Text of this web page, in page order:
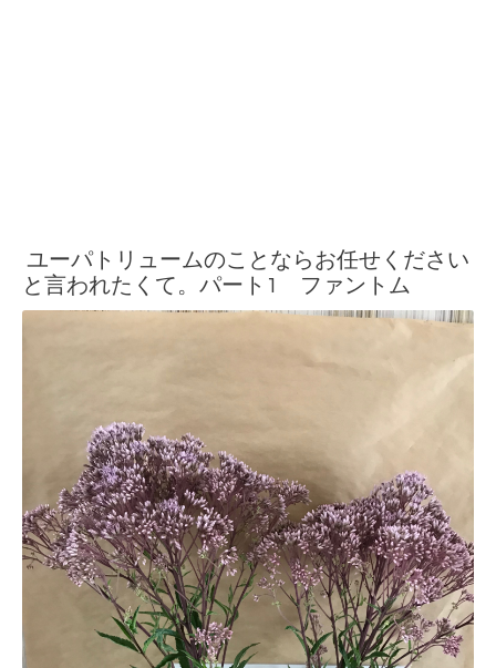
ユーパトリュームのことならお任せください
と言われたくて。パート1 ファントム